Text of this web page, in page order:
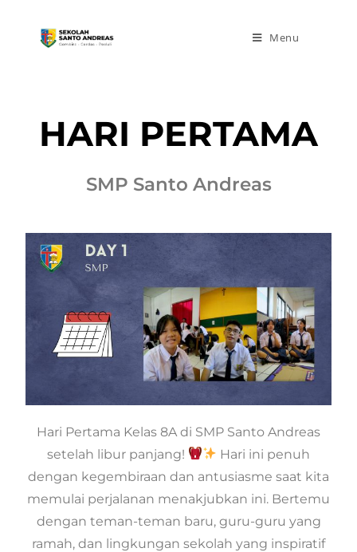
Menu
HARI PERTAMA
SMP Santo Andreas
Hari Pertama Kelas 8A di SMP Santo Andreas
setelah libur panjang!
Hari ini penuh
dengan kegembiraan dan antusiasme saat kita
memulai perjalanan menakjubkan ini. Bertemu
dengan teman-teman baru, guru-guru yang
ramah, dan lingkungan sekolah yang inspiratif